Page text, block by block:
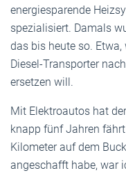
energiesparende
spezialisiert. Damals
das bis heute so. Etwa,
Diesel-Transporter
ersetzen will.
Mit Elektroautos hat
knapp fünf Jahren
Kilometer auf dem
angeschafft habe, war